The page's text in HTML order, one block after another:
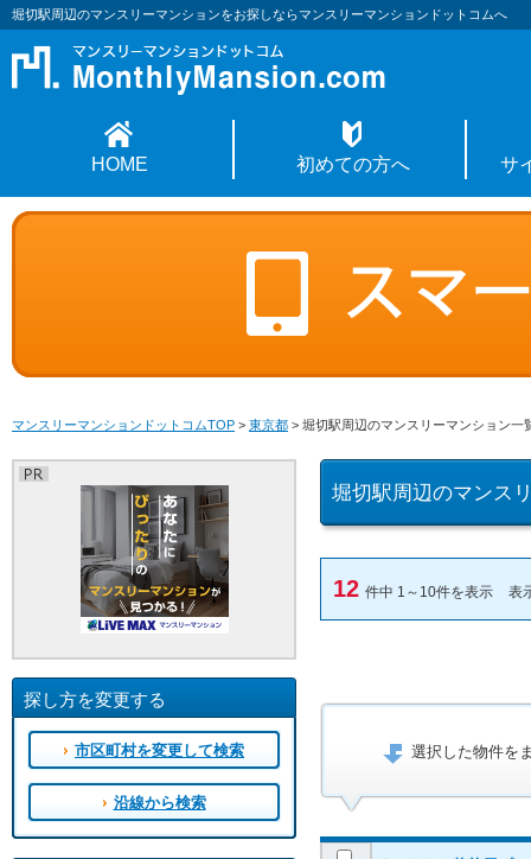
堀切駅周辺のマンスリーマンションをお探しならマンスリーマンションドットコムへ
HOME 初めての方へ サ
マンスリーマンションドットコムTOP > 東京都 > 堀切駅周辺のマンスリーマンション一
堀切駅周辺のマンス
12 件中 1～10件を表示 表
選択した物件を
探し方を変更する
市区町村を変更して検索
沿線から検索